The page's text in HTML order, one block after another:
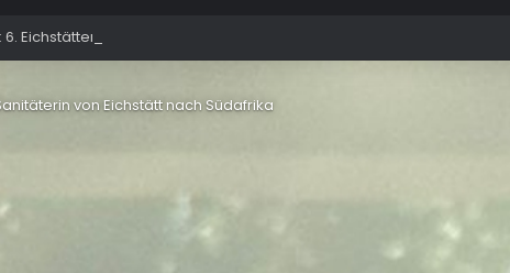
Eichstätter Kinder- und Jugendtag – für ganze Familie
von Eichstätt nach Südafrika